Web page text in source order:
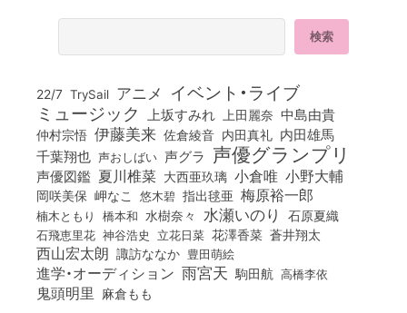
22/7 TrySail アニメ イベント・ライブ
ミュージック 上坂すみれ 上田麗奈 中島由貴
仲村宗悟 伊藤美来 佐倉綾音 内田真礼 内田雄馬
千葉翔也 声おしばい 声グラ 声優グランプリ
声優図鑑 夏川椎菜 大西亜玖璃 小倉唯 小野大輔
岡咲美保 岬なこ 悠木碧 指出毬亜 梅原裕一郎
楠木ともり 橋本和 水樹奈々 水瀬いのり 石原夏織
石飛恵里花 神谷浩史 立花日菜 花澤香菜 蒼井翔太
西山宏太朗 諏訪ななか 豊田萌絵
進学・オーディション 雨宮天 駒田航 高橋李依
鬼頭明里 麻倉もも